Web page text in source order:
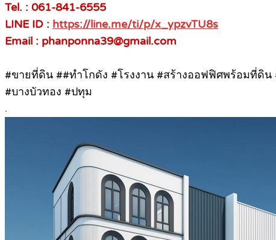
Tel. : 061-841-6555
LINE ID : https://line.me/ti/p/x_ypzvTU8s
Email : phanponna39@gmail.com
#ขายที่ดิน ##ทําโกดัง #โรงงาน #สร้างออฟฟิศพร้อมที่ดิ
#บางบัวทอง #ปทุม
.